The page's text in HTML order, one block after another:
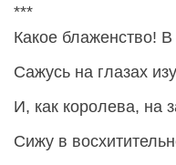
***
Какое блаженство!
Сажусь на глазах
И, как королева, на
Сижу в